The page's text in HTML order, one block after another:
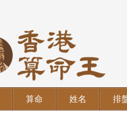
算命 姓名 排